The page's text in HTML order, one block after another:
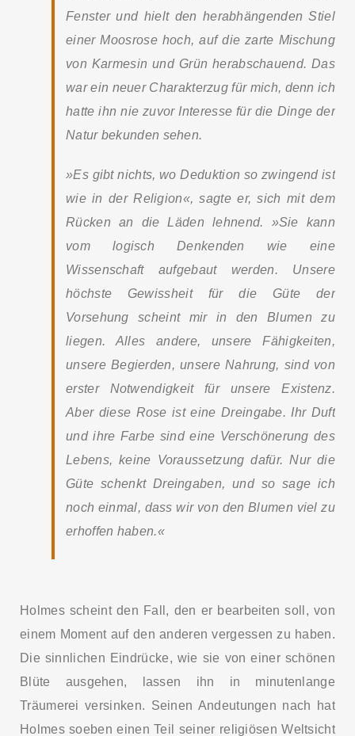
Fenster und hielt den herabhängenden Stiel
einer Moosrose hoch, auf die zarte Mischung
von Karmesin und Grün herabschauend. Das
war ein neuer Charakterzug für mich, denn ich
hatte ihn nie zuvor Interesse für die Dinge der
Natur bekunden sehen.
»Es gibt nichts, wo Deduktion so zwingend ist
wie in der Religion«, sagte er, sich mit dem
Rücken an die Läden lehnend. »Sie kann
vom logisch Denkenden wie eine
Wissenschaft aufgebaut werden. Unsere
höchste Gewissheit für die Güte der
Vorsehung scheint mir in den Blumen zu
liegen. Alles andere, unsere Fähigkeiten,
unsere Begierden, unsere Nahrung, sind von
erster Notwendigkeit für unsere Existenz.
Aber diese Rose ist eine Dreingabe. Ihr Duft
und ihre Farbe sind eine Verschönerung des
Lebens, keine Voraussetzung dafür. Nur die
Güte schenkt Dreingaben, und so sage ich
noch einmal, dass wir von den Blumen viel zu
erhoffen haben.«
Holmes scheint den Fall, den er bearbeiten soll, von
einem Moment auf den anderen vergessen zu haben.
Die sinnlichen Eindrücke, wie sie von einer schönen
Blüte ausgehen, lassen ihn in minutenlange
Träumerei versinken. Seinen Andeutungen nach hat
Holmes soeben einen Teil seiner religiösen Weltsicht